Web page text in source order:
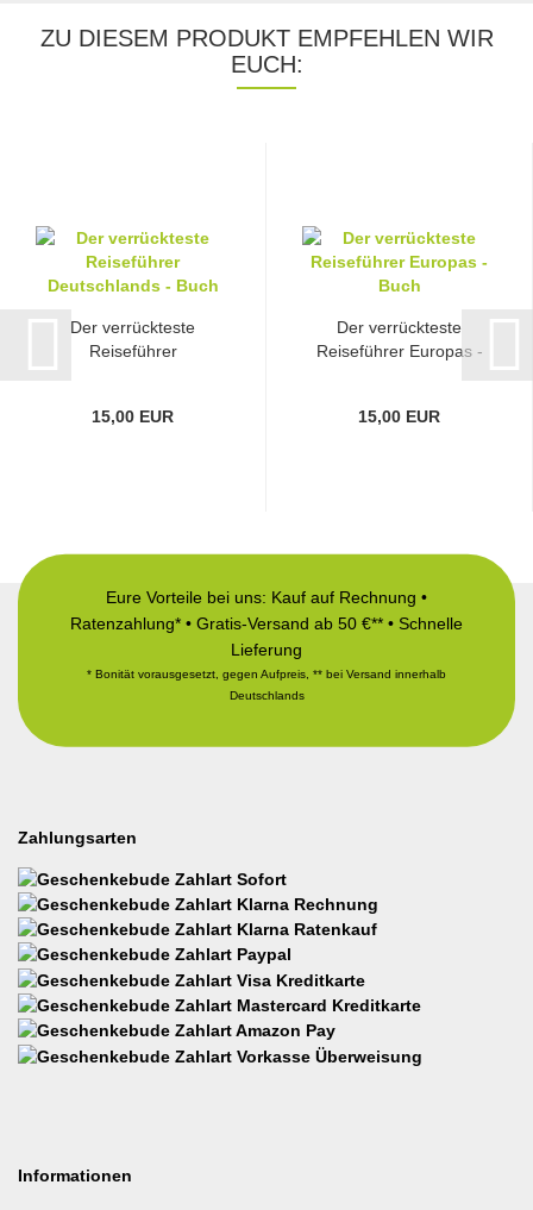
ZU DIESEM PRODUKT EMPFEHLEN WIR
EUCH:
Der verrückteste
Reiseführer
15,00 EUR
Der verrückteste
Reiseführer Europas -
15,00 EUR
Eure Vorteile bei uns: Kauf auf Rechnung •
Ratenzahlung* • Gratis-Versand ab 50 €** • Schnelle
Lieferung
* Bonität vorausgesetzt, gegen Aufpreis, ** bei Versand innerhalb
Deutschlands
Zahlungsarten
Informationen